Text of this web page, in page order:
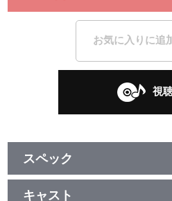
お気に入りに追
視
スペック
品番：LACA-25072
ジャンル：国内アニメ音楽
キャスト